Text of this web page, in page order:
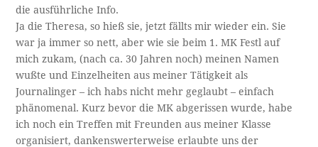
die ausführliche Info.
Ja die Theresa, so hieß sie, jetzt fällts mir wieder ein. Sie
war ja immer so nett, aber wie sie beim 1. MK Festl auf
mich zukam, (nach ca. 30 Jahren noch) meinen Namen
wußte und Einzelheiten aus meiner Tätigkeit als
Journalinger – ich habs nicht mehr geglaubt – einfach
phänomenal. Kurz bevor die MK abgerissen wurde, habe
ich noch ein Treffen mit Freunden aus meiner Klasse
organisiert, dankenswerterweise erlaubte uns der